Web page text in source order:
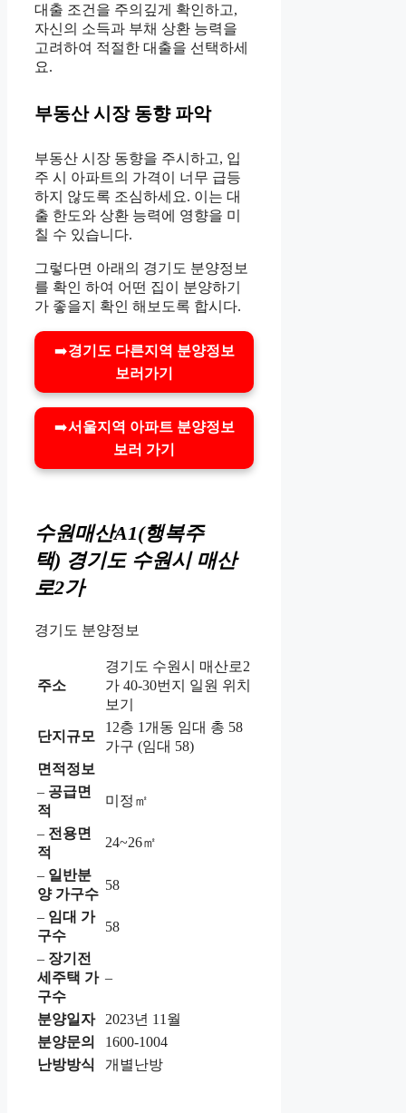
대출 조건을 주의깊게 확인하고,
자신의 소득과 부채 상환 능력을
고려하여 적절한 대출을 선택하세
요.
부동산 시장 동향 파악
부동산 시장 동향을 주시하고, 입
주 시 아파트의 가격이 너무 급등
하지 않도록 조심하세요. 이는 대
출 한도와 상환 능력에 영향을 미
칠 수 있습니다.
그렇다면 아래의 경기도 분양정보
를 확인 하여 어떤 집이 분양하기
가 좋을지 확인 해보도록 합시다.
➡️경기도 다른지역 분양정보
보러가기
➡️서울지역 아파트 분양정보
보러 가기
수원매산A1(행복주
택) 경기도 수원시 매산
로2가
경기도 분양정보
주소
경기도 수원시 매산로2
가 40-30번지 일원 위치
보기
단지규모
12층 1개동 임대 총 58
가구 (임대 58)
면적정보
– 공급면
적
미정㎡
– 전용면
적
24~26㎡
– 일반분
양 가구수
58
– 임대 가
구수
58
– 장기전
세주택 가
구수
–
분양일자
2023년 11월
분양문의
1600-1004
난방방식
개별난방